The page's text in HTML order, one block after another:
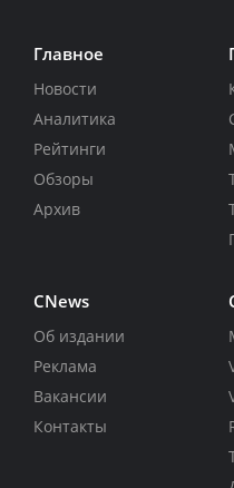
Главное
Новости
Аналитика
Рейтинги
Обзоры
Архив
CNews
Об издании
Реклама
Вакансии
Контакты